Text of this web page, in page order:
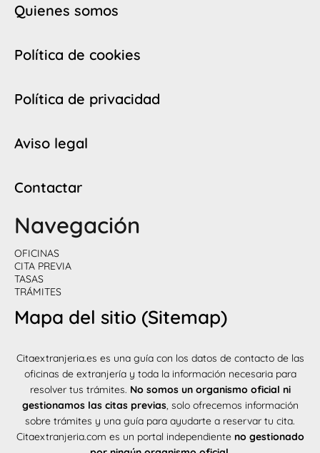
Quienes somos
Política de cookies
Política de privacidad
Aviso legal
Contactar
Navegación
OFICINAS
CITA PREVIA
TASAS
TRÁMITES
Mapa del sitio (Sitemap)
Citaextranjeria.es es una guía con los datos de contacto de las
oficinas de extranjería y toda la información necesaria para
resolver tus trámites. No somos un organismo oficial ni
gestionamos las citas previas, solo ofrecemos información
sobre trámites y una guía para ayudarte a reservar tu cita.
Citaextranjeria.com es un portal independiente no gestionado